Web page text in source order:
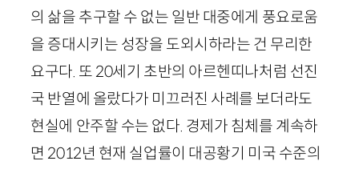
의 삶을 추구할 수 없는 일반 대중에게 풍요로움
을 증대시키는 성장을 도외시하라는 건 무리한
요구다. 또 20세기 초반의 아르헨띠나처럼 선진
국 반열에 올랐다가 미끄러진 사례를 보더라도
현실에 안주할 수는 없다. 경제가 침체를 계속하
면 2012년 현재 실업률이 대공황기 미국 수준의